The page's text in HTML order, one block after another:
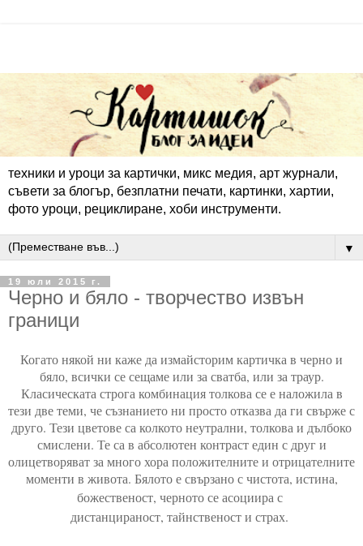
техники и уроци за картички, микс медия, арт журнали,
съвети за блогър, безплатни печати, картинки, хартии,
фото уроци, рециклиране, хоби инструменти.
▼
19 юли 2015 г.
Черно и бяло - творчество извън
граници
Когато някой ни каже да измайсторим картичка в черно и
бяло, всички се сещаме или за сватба, или за траур.
Класическата строга комбинация толкова се е наложила в
тези две теми, че съзнанието ни просто отказва да ги свърже с
друго. Тези цветове са колкото неутрални, толкова и дълбоко
смислени. Те са в абсолютен контраст един с друг и
олицетворяват за много хора положителните и отрицателните
моменти в живота. Бялото е свързано с чистота, истина,
божественост, черното се асоциира с
дистанцираност, тайнственост и страх.